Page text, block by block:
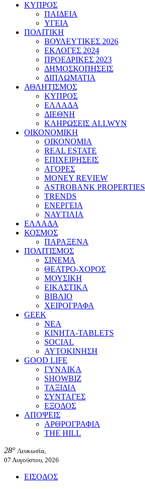
ΚΥΠΡΟΣ
ΠΑΙΔΕΙΑ
ΥΓΕΙΑ
ΠΟΛΙΤΙΚΗ
ΒΟΥΛΕΥΤΙΚΕΣ 2026
ΕΚΛΟΓΕΣ 2024
ΠΡΟΕΔΡΙΚΕΣ 2023
ΔΗΜΟΣΚΟΠΗΣΕΙΣ
ΔΙΠΛΩΜΑΤΙΑ
ΑΘΛΗΤΙΣΜΟΣ
ΚΥΠΡΟΣ
ΕΛΛΑΔΑ
ΔΙΕΘΝΗ
ΚΛΗΡΩΣΕΙΣ ALLWYN
ΟΙΚΟΝΟΜΙΚΗ
ΟΙΚΟΝΟΜΙΑ
REAL ESTATE
ΕΠΙΧΕΙΡΗΣΕΙΣ
ΑΓΟΡΕΣ
MONEY REVIEW
ASTROBANK PROPERTIES
TRENDS
ΕΝΕΡΓΕΙΑ
ΝΑΥΤΙΛΙΑ
ΕΛΛΑΔΑ
ΚΟΣΜΟΣ
ΠΑΡΑΞΕΝΑ
ΠΟΛΙΤΙΣΜΟΣ
ΣΙΝΕΜΑ
ΘΕΑΤΡΟ-ΧΟΡΟΣ
ΜΟΥΣΙΚΗ
ΕΙΚΑΣΤΙΚΑ
ΒΙΒΛΙΟ
ΧΕΙΡΟΓΡΑΦΑ
GEEK
ΝΕΑ
ΚΙΝΗΤΑ-TABLETS
SOCIAL
ΑΥΤΟΚΙΝΗΣΗ
GOOD LIFE
ΓΥΝΑΙΚΑ
SHOWBIZ
ΤΑΞΙΔΙΑ
ΣΥΝΤΑΓΕΣ
ΕΞΟΔΟΣ
ΑΠΟΨΕΙΣ
ΑΡΘΡΟΓΡΑΦΙΑ
THE HILL
28° Λευκωσία,
07 Αυγούστου, 2026
ΕΙΣΟΔΟΣ